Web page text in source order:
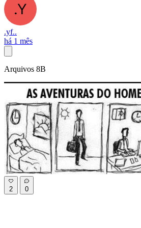
.yf..
há 1 mês
Arquivos 8B
2 0